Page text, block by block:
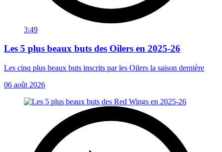
3:49
Les 5 plus beaux buts des Oilers en 2025-26
Les cinq plus beaux buts inscrits par les Oilers la saison dernière
06 août 2026